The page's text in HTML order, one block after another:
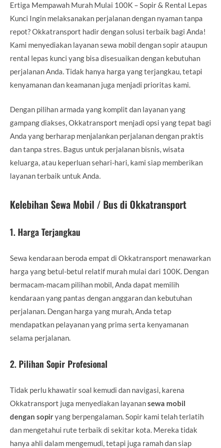
Ertiga Mempawah Murah Mulai 100K – Sopir & Rental Lepas
Kunci Ingin melaksanakan perjalanan dengan nyaman tanpa
repot? Okkatransport hadir dengan solusi terbaik bagi Anda!
Kami menyediakan layanan sewa mobil dengan sopir ataupun
rental lepas kunci yang bisa disesuaikan dengan kebutuhan
perjalanan Anda. Tidak hanya harga yang terjangkau, tetapi
kenyamanan dan keamanan juga menjadi prioritas kami.
Dengan pilihan armada yang komplit dan layanan yang
gampang diakses, Okkatransport menjadi opsi yang tepat bagi
Anda yang berharap menjalankan perjalanan dengan praktis
dan tanpa stres. Bagus untuk perjalanan bisnis, wisata
keluarga, atau keperluan sehari-hari, kami siap memberikan
layanan terbaik untuk Anda.
Kelebihan Sewa Mobil / Bus di Okkatransport
1. Harga Terjangkau
Sewa kendaraan beroda empat di Okkatransport menawarkan
harga yang betul-betul relatif murah mulai dari 100K. Dengan
bermacam-macam pilihan mobil, Anda dapat memilih
kendaraan yang pantas dengan anggaran dan kebutuhan
perjalanan. Dengan harga yang murah, Anda tetap
mendapatkan pelayanan yang prima serta kenyamanan
selama perjalanan.
2. Pilihan Sopir Profesional
Tidak perlu khawatir soal kemudi dan navigasi, karena
Okkatransport juga menyediakan layanansewa mobil
dengan sopiryang berpengalaman. Sopir kami telah terlatih
dan mengetahui rute terbaik di sekitar kota. Mereka tidak
hanya ahli dalam mengemudi, tetapi juga ramah dan siap